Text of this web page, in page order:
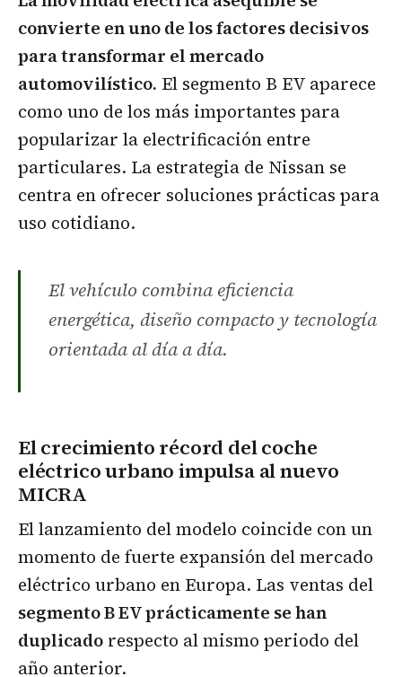
convierte en uno de los factores decisivos
para transformar el mercado
automovilístico. El segmento B EV aparece
como uno de los más importantes para
popularizar la electrificación entre
particulares. La estrategia de Nissan se
centra en ofrecer soluciones prácticas para
uso cotidiano.
El vehículo combina eficiencia
energética, diseño compacto y tecnología
orientada al día a día.
El crecimiento récord del coche
eléctrico urbano impulsa al nuevo
MICRA
El lanzamiento del modelo coincide con un
momento de fuerte expansión del mercado
eléctrico urbano en Europa. Las ventas del
segmento B EV prácticamente se han
duplicado respecto al mismo periodo del
año anterior.